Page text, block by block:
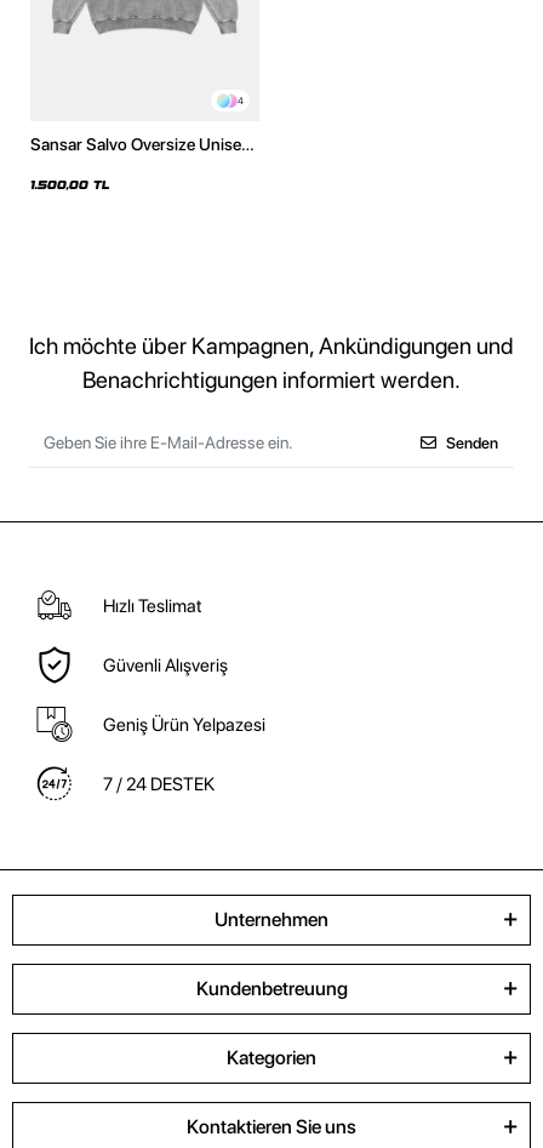
4
Sansar Salvo Oversize Unisex
1.500,00 TL
Ich möchte über Kampagnen, Ankündigungen und
Benachrichtigungen informiert werden.
Senden
Hızlı Teslimat
Güvenli Alışveriş
Geniş Ürün Yelpazesi
7 / 24 DESTEK
Unternehmen
Kundenbetreuung
Kategorien
Kontaktieren Sie uns